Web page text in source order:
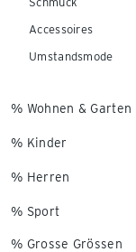
Accessoires
Umstandsmode
% Wohnen & Garten
% Kinder
% Herren
% Sport
% Grosse Grössen